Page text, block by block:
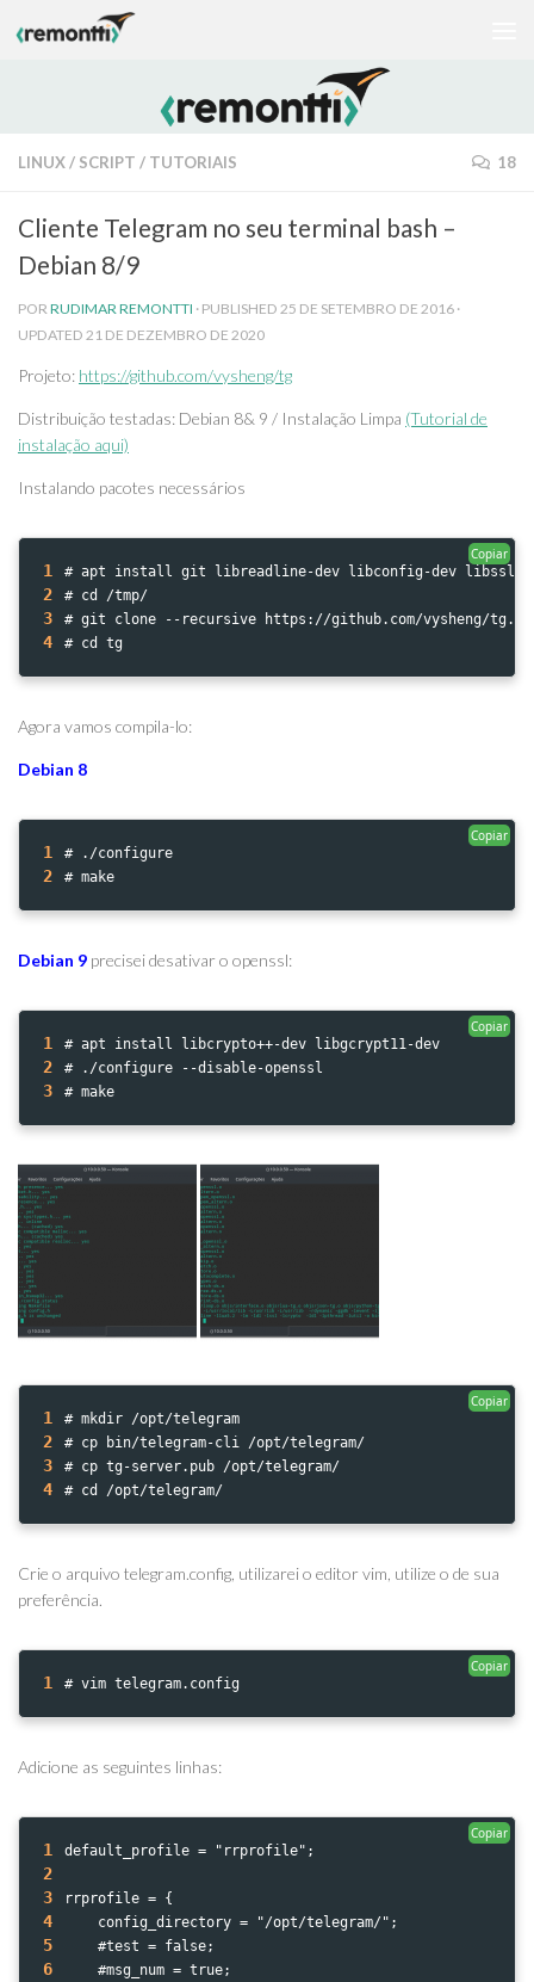
Skip to content
LINUX/ SCRIPT / TUTORIAIS 18
Cliente Telegram no seu terminal bash –
Debian 8/9
POR RUDIMAR REMONTTI · PUBLISHED 25 DE SETEMBRO DE 2016 ·
UPDATED 21 DE DEZEMBRO DE 2020
Projeto: https://github.com/vysheng/tg
Distribuição testadas: Debian 8& 9 / Instalação Limpa (Tutorial de
instalação aqui)
Instalando pacotes necessários
1 # apt install git libreadline-dev libconfig-dev libssl-
2 # cd /tmp/
3 # git clone --recursive https://github.com/vysheng/
4 # cd tg
Copiar
Agora vamos compila-lo:
Debian 8
1 # ./configure
2 # make
Copiar
Debian 9 precisei desativar o openssl:
1 # apt install libcrypto++-dev libgcrypt11-dev
2 # ./configure --disable-openssl
3 # make
Copiar
1 # mkdir /opt/telegram
2 # cp bin/telegram-cli /opt/telegram/
3 # cp tg-server.pub /opt/telegram/
4 # cd /opt/telegram/
Copiar
Crie o arquivo telegram.config, utilizarei o editor vim, utilize o de sua
preferência.
1 # vim telegram.config
Copiar
Adicione as seguintes linhas:
1 default_profile = "rrprofile";
2
3
rrprofile = {
4
    config_directory = "/opt/telegram/";
5
    #test = false;
6
    #msg_num = true;
Copiar